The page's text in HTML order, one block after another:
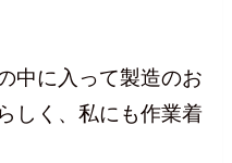
中に入って製造のお
しく、私にも作業着